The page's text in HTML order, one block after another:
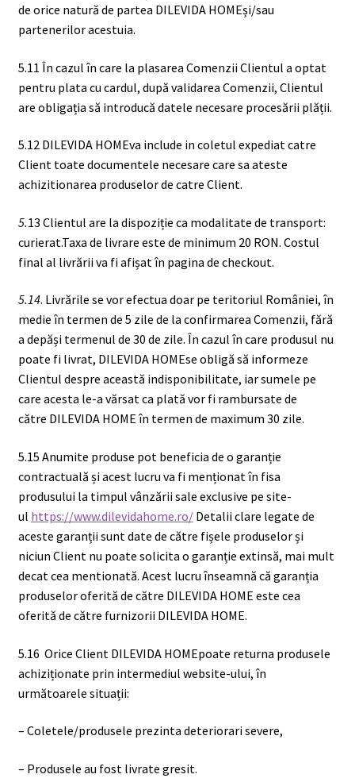
de orice natură de partea DILEVIDA HOMEși/sau
partenerilor acestuia.
5.11 În cazul în care la plasarea Comenzii Clientul a optat
pentru plata cu cardul, după validarea Comenzii, Clientul
are obligația să introducă datele necesare procesării plății.
5.12 DILEVIDA HOMEva include in coletul expediat catre
Client toate documentele necesare care sa ateste
achizitionarea produselor de catre Client.
5.13 Clientul are la dispoziție ca modalitate de transport:
curierat.Taxa de livrare este de minimum 20 RON. Costul
final al livrării va fi afișat în pagina de checkout.
5.14. Livrările se vor efectua doar pe teritoriul României, în
medie în termen de 5 zile de la confirmarea Comenzii, fără
a depăși termenul de 30 de zile. În cazul în care produsul nu
poate fi livrat, DILEVIDA HOMEse obligă să informeze
Clientul despre această indisponibilitate, iar sumele pe
care acesta le-a vărsat ca plată vor fi rambursate de
către DILEVIDA HOME în termen de maximum 30 zile.
5.15 Anumite produse pot beneficia de o garanție
contractuală și acest lucru va fi menționat în fisa
produsului la timpul vânzării sale exclusive pe site-
ul https://www.dilevidahome.ro/Detalii clare legate de
aceste garanții sunt date de către fișele produselor și
niciun Client nu poate solicita o garanție extinsă, mai mult
decat cea mentionată. Acest lucru înseamnă că garanția
produselor oferită de către DILEVIDA HOME este cea
oferită de către furnizorii DILEVIDA HOME.
5.16 Orice Client DILEVIDA HOMEpoate returna produsele
achiziționate prin intermediul website-ului, în
următoarele situații:
– Coletele/produsele prezinta deteriorari severe,
– Produsele au fost livrate gresit.